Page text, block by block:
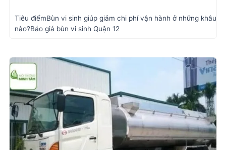
Tiêu điểmBùn vi sinh giúp giảm chi phí vận hành ở những khâu
nào?Báo giá bùn vi sinh Quận 12